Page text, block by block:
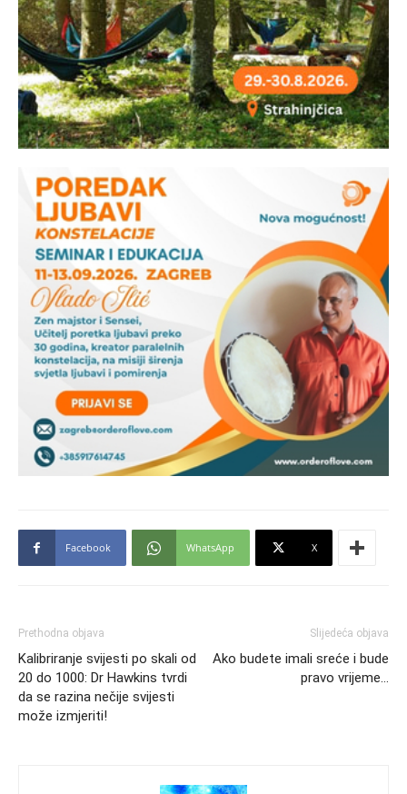
Facebook WhatsApp X
Prethodna objava
Kalibriranje svijesti po skali od
20 do 1000: Dr Hawkins tvrdi
da se razina nečije svijesti
može izmjeriti!
Slijedeća objava
Ako budete imali sreće i bude
pravo vrijeme…